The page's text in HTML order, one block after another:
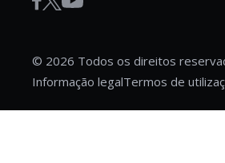
© 2026 Todos os direitos
Informação legalTermos de